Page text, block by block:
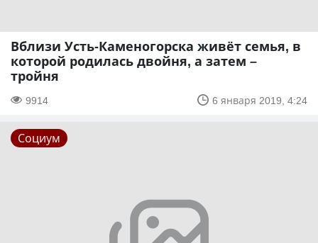
Вблизи Усть-Каменогорска живёт семья, в
которой родилась двойня, а затем –
тройня
9914 6 января 2019, 4:24
Социум